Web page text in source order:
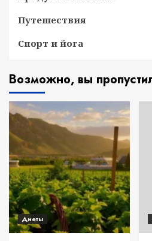
Путешествия
Спорт и йога
Возможно, вы
Диеты